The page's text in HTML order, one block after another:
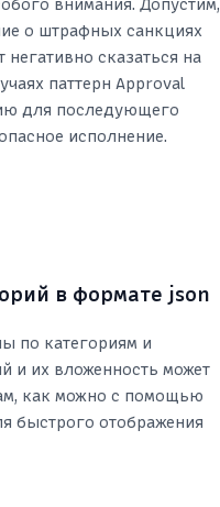
внимания. Допустим,
о штрафных санкциях
сказаться на
паттерн Approval
для последующего
исполнение.
в формате json
по категориям и
и их вложенность может
как можно с помощью
быстрого отображения